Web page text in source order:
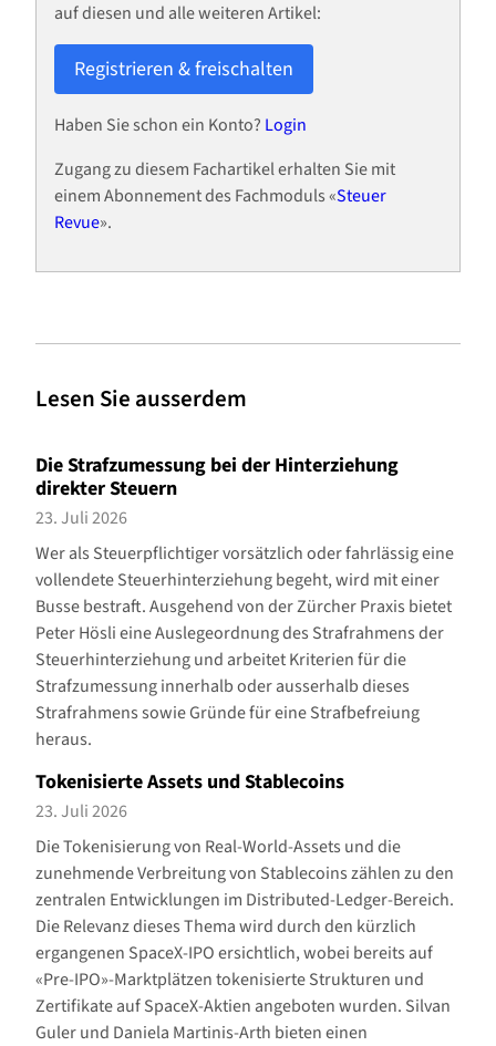
auf diesen und alle weiteren Artikel:
Registrieren & freischalten
Haben Sie schon ein Konto? Login
Zugang zu diesem Fachartikel erhalten Sie mit
einem Abonnement des Fachmoduls «Steuer
Revue».
Lesen Sie ausserdem
Die Strafzumessung bei der Hinterziehung
direkter Steuern
23. Juli 2026
Wer als Steuerpflichtiger vorsätzlich oder fahrlässig eine
vollendete Steuerhinterziehung begeht, wird mit einer
Busse bestraft. Ausgehend von der Zürcher Praxis bietet
Peter Hösli eine Auslegeordnung des Strafrahmens der
Steuerhinterziehung und arbeitet Kriterien für die
Strafzumessung innerhalb oder ausserhalb dieses
Strafrahmens sowie Gründe für eine Strafbefreiung
heraus.
Tokenisierte Assets und Stablecoins
23. Juli 2026
Die Tokenisierung von Real-World-Assets und die
zunehmende Verbreitung von Stablecoins zählen zu den
zentralen Entwicklungen im Distributed-Ledger-Bereich.
Die Relevanz dieses Thema wird durch den kürzlich
ergangenen SpaceX-IPO ersichtlich, wobei bereits auf
«Pre-IPO»-Marktplätzen tokenisierte Strukturen und
Zertifikate auf SpaceX-Aktien angeboten wurden. Silvan
Guler und Daniela Martinis-Arth bieten einen